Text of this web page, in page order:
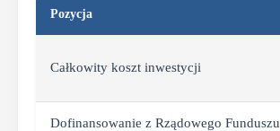
Pozycja
Całkowity koszt inwestycji
Dofinansowanie z Rządowego Funduszu